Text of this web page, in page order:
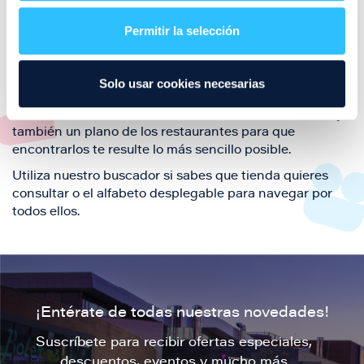
Permitir la selección
Solo usar cookies necesarias
también de nuestra oferta de ocio y shopping durante
tu visita.
El este directorio de restaurantes de Puerto Venecia
también un plano de los restaurantes para que
encontrarlos te resulte lo más sencillo posible.
Utiliza nuestro buscador si sabes que tienda quieres
consultar o el alfabeto desplegable para navegar por
todos ellos.
¡Entérate de todas nuestras novedades!
Suscríbete para recibir ofertas especiales,